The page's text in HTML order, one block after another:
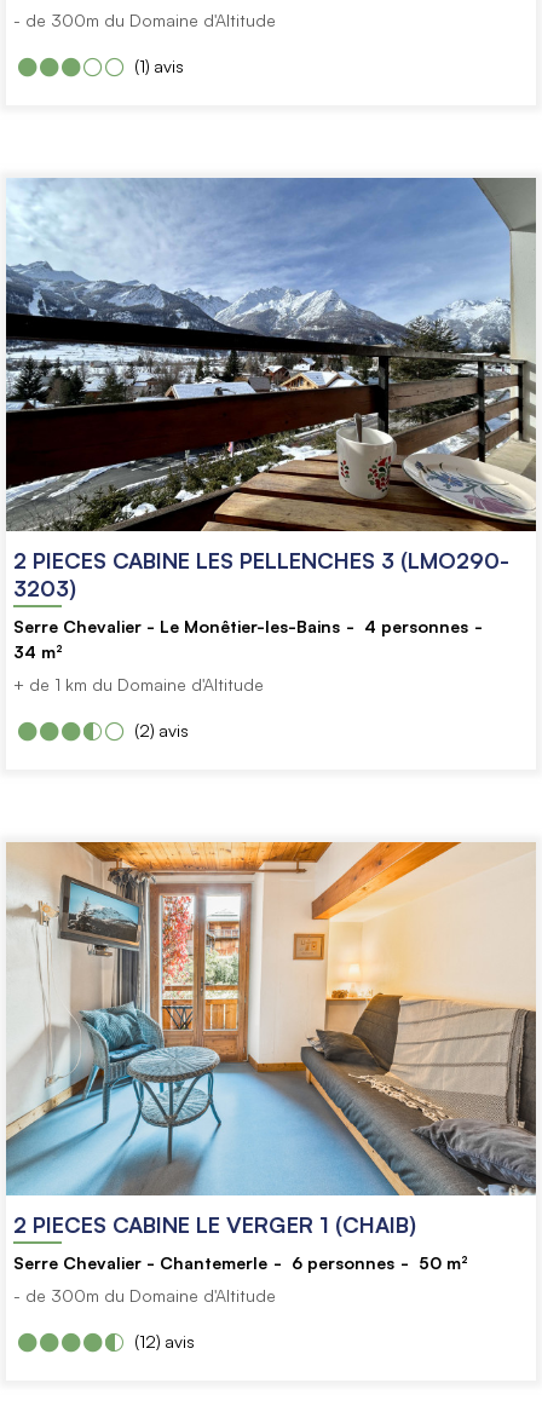
- de 300m du Domaine d'Altitude
avis
(1)
2 PIECES CABINE LES PELLENCHES 3 (LMO290-
3203)
Serre Chevalier - Le Monêtier-les-Bains 4 personnes
34 m²
+ de 1 km du Domaine d'Altitude
avis
(2)
2 PIECES CABINE LE VERGER 1 (CHAIB)
Serre Chevalier - Chantemerle 6 personnes 50 m²
- de 300m du Domaine d'Altitude
avis
(12)